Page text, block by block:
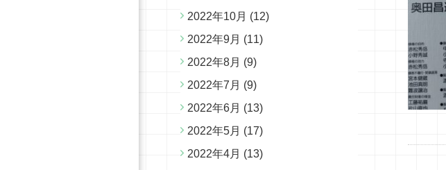
2022年10月 (12)
2022年9月 (11)
2022年8月 (9)
2022年7月 (9)
2022年6月 (13)
2022年5月 (17)
2022年4月 (13)